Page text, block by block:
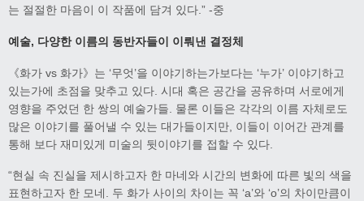
는 절절한 마음이 이 작품에 담겨 있다.” -중
예술, 다양한 이름의 동반자들이 이뤄낸 결정체
《화가 vs 화가》는 ‘무엇’을 이야기하는가보다는 ‘누가’ 이야기하고
있는가에 초점을 맞추고 있다. 시대 혹은 공간을 공유하며 서로에게
영향을 주었던 한 쌍의 예술가들. 물론 이들은 각각의 이름 자체로도
많은 이야기를 풀어낼 수 있는 대가들이지만, 이들이 이어간 관계를
통해 보다 재미있게 미술의 뒷이야기를 접할 수 있다.
“현실 속 진실을 제시하고자 한 마네와 시간의 변화에 따른 빛의 색을
표현하고자 한 모네. 두 화가 사이의 차이는 꼭 ‘a’와 ‘o’의 차이만큼이